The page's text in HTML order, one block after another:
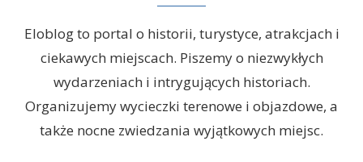
Eloblog to portal o historii, turystyce, atrakcjach i
ciekawych miejscach. Piszemy o niezwykłych
wydarzeniach i intrygujących historiach.
Organizujemy wycieczki terenowe i objazdowe, a
także nocne zwiedzania wyjątkowych miejsc.